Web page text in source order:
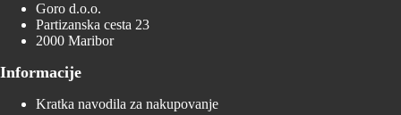
Goro d.o.o.
Partizanska cesta 23
2000 Maribor
Informacije
Kratka navodila za nakupovanje